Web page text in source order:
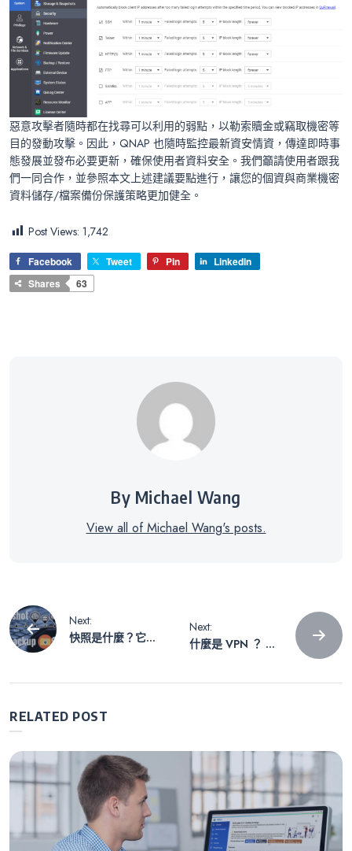
惡意攻擊者隨時都在找尋可以利用的弱點，以勒索贖金或竊取機密等
目的發動攻擊。因此，QNAP 也隨時監控最新資安情資，傳達即時事
態發展並發布必要更新，確保使用者資料安全。我們籲請使用者跟我
們一同合作，並參照本文上述建議要點進行，讓您的個資與商業機密
資料儲存/檔案備份保護策略更加健全。
Post Views: 1,742
Facebook Tweet Pin
LinkedIn
Shares
63
By Michael Wang
View all of Michael Wang's posts.
文
章
導
覽
Next:
快照是什麼？它和
Next:
什麼是 VPN ？ 讓
易指南
RELATED POST